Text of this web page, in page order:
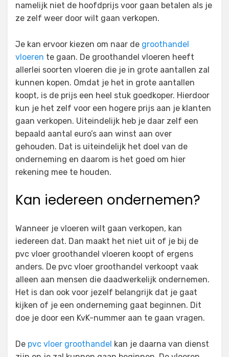
namelijk niet de hoofdprijs voor gaan betalen als je
ze zelf weer door wilt gaan verkopen.
Je kan ervoor kiezen om naar de groothandel
vloeren te gaan. De groothandel vloeren heeft
allerlei soorten vloeren die je in grote aantallen zal
kunnen kopen. Omdat je het in grote aantallen
koopt, is de prijs een heel stuk goedkoper. Hierdoor
kun je het zelf voor een hogere prijs aan je klanten
gaan verkopen. Uiteindelijk heb je daar zelf een
bepaald aantal euro’s aan winst aan over
gehouden. Dat is uiteindelijk het doel van de
onderneming en daarom is het goed om hier
rekening mee te houden.
Kan iedereen ondernemen?
Wanneer je vloeren wilt gaan verkopen, kan
iedereen dat. Dan maakt het niet uit of je bij de
pvc vloer groothandel vloeren koopt of ergens
anders. De pvc vloer groothandel verkoopt vaak
alleen aan mensen die daadwerkelijk ondernemen.
Het is dan ook voor jezelf belangrijk dat je gaat
kijken of je een onderneming gaat beginnen. Dit
doe je door een KvK-nummer aan te gaan vragen.
De pvc vloer groothandel kan je daarna van dienst